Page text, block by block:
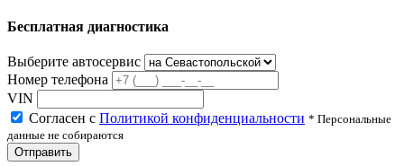
Бесплатная диагностика
Выберите автосервис
Номер телефона
VIN
Согласен с Политикой конфиденциальности * Персональные
данные не собираются
Отправить